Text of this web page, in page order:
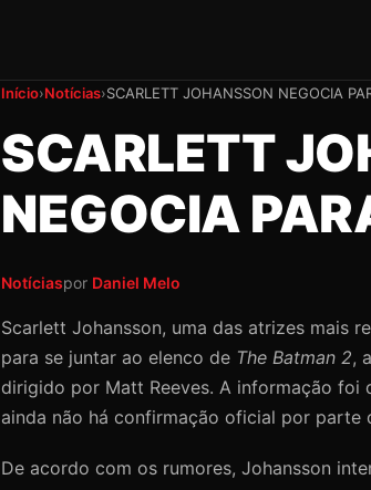
Início›Notícias›SCARLETT JOHANSSON NEGOCIA
SCARLETT
NEGOCIA
Notíciaspor Daniel Melo
Scarlett Johansson, uma das atrizes mais
para se juntar ao elenco de The Batman 2,
dirigido por Matt Reeves. A informação
ainda não há confirmação oficial por parte
De acordo com os rumores, Johansson